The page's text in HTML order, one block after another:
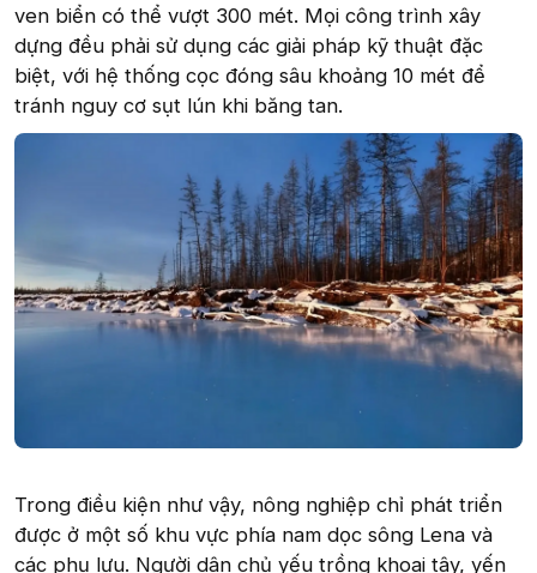
ven biển có thể vượt 300 mét. Mọi công trình xây
dựng đều phải sử dụng các giải pháp kỹ thuật đặc
biệt, với hệ thống cọc đóng sâu khoảng 10 mét để
tránh nguy cơ sụt lún khi băng tan.
Trong điều kiện như vậy, nông nghiệp chỉ phát triển
được ở một số khu vực phía nam dọc sông Lena và
các phụ lưu. Người dân chủ yếu trồng khoai tây, yến